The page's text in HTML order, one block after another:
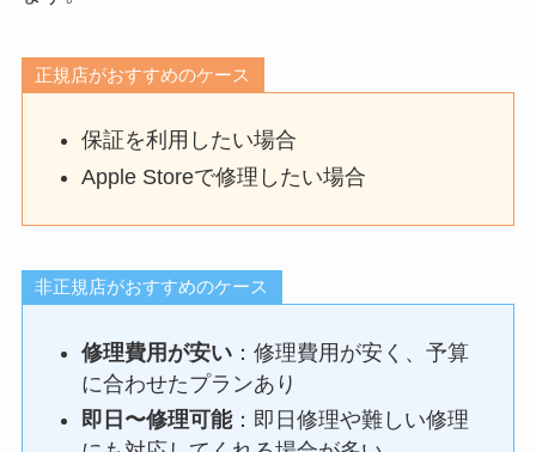
正規店がおすすめのケース
保証を利用したい場合
Apple Storeで修理したい場合
非正規店がおすすめのケース
修理費用が安い ：修理費用が安く、予算
に合わせたプランあり
即日〜修理可能：即日修理や難しい修理